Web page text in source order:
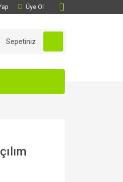
Üye Ol
Sepetiniz